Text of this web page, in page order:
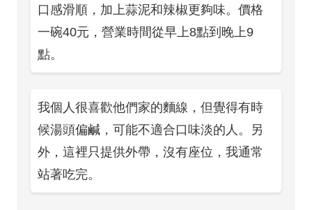
口感滑順，加上蒜泥和辣椒更夠味。價格
一碗40元，營業時間從早上8點到晚上9
點。
我個人很喜歡他們家的麵線，但覺得有時
候湯頭偏鹹，可能不適合口味淡的人。另
外，這裡只提供外帶，沒有座位，我通常
站著吃完。